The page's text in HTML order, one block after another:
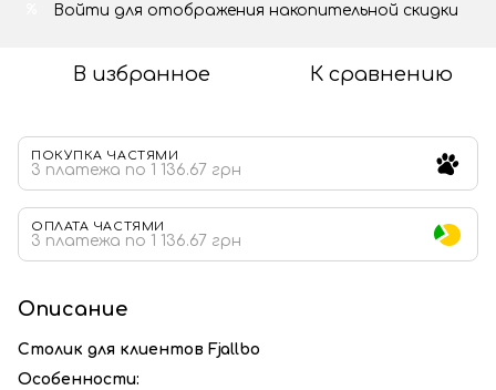
Войти для отображения накопительной скидки
В избранное К сравнению
ПОКУПКА ЧАСТЯМИ
3 платежа по 1 136.67 грн
ОПЛАТА ЧАСТЯМИ
3 платежа по 1 136.67 грн
Описание
Столик для клиентов Fjallbo
Особенности: